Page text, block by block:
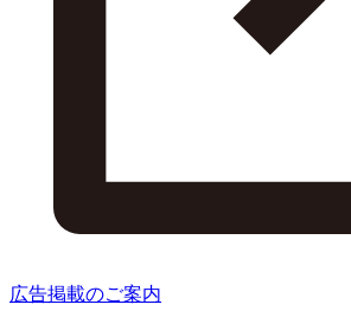
広告掲載のご案内